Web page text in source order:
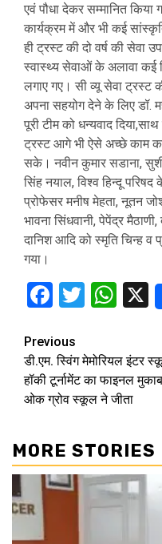
एवं पौधा देकर सम्मानित किया
कार्यक्रम में और भी कई
ही ट्रस्ट की दो वर्ष की सेवा
स्वास्थ्य सेवाओं के अलावा कई
लगाए गए। सी व्यू सेवा
अपना सहयोग देने के लिए डॉ.
पूरी टीम को धन्यवाद
ट्रस्ट आगे भी ऐसे अच्छे काम
सके। नवीन कुमार सडाना,
सिंह नयाल, विश्व हिन्दू
प्रोफेसर मनीष मेहता, नूतन
भावना सिंधवानी, पेपेंद्र
दानिश आदि को स्मृति चिन्ह व
गया।
Facebook
TwitterX
Continue
Reading
Previous
डी.एम. स्विंग मेमोरियल इंटर
हॉकी टूर्नामेंट का फाइनल
ओक ग्रोव स्कूल ने जीता
MORE STORIES